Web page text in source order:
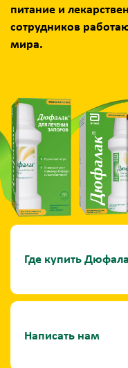
питание и
сотрудников
мира.
Где купить
Написать нам